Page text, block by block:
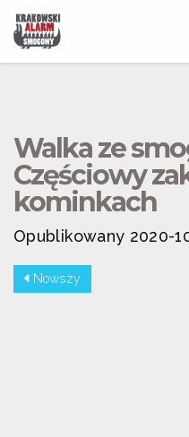
Walka ze
Częściowy
kominkach
Opublikowany 2020-
Nowszy